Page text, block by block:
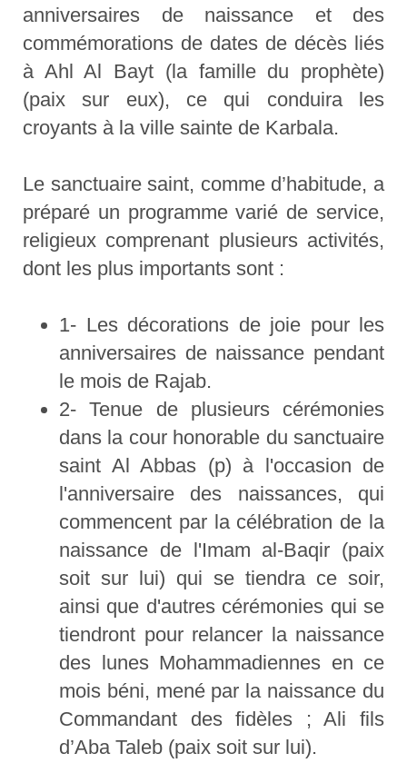
anniversaires de naissance et des
commémorations de dates de décès liés
à Ahl Al Bayt (la famille du prophète)
(paix sur eux), ce qui conduira les
croyants à la ville sainte de Karbala.
Le sanctuaire saint, comme d’habitude, a
préparé un programme varié de service,
religieux comprenant plusieurs activités,
dont les plus importants sont :
1- Les décorations de joie pour les
anniversaires de naissance pendant
le mois de Rajab.
2- Tenue de plusieurs cérémonies
dans la cour honorable du sanctuaire
saint Al Abbas (p) à l'occasion de
l'anniversaire des naissances, qui
commencent par la célébration de la
naissance de l'Imam al-Baqir (paix
soit sur lui) qui se tiendra ce soir,
ainsi que d'autres cérémonies qui se
tiendront pour relancer la naissance
des lunes Mohammadiennes en ce
mois béni, mené par la naissance du
Commandant des fidèles ; Ali fils
d’Aba Taleb (paix soit sur lui).